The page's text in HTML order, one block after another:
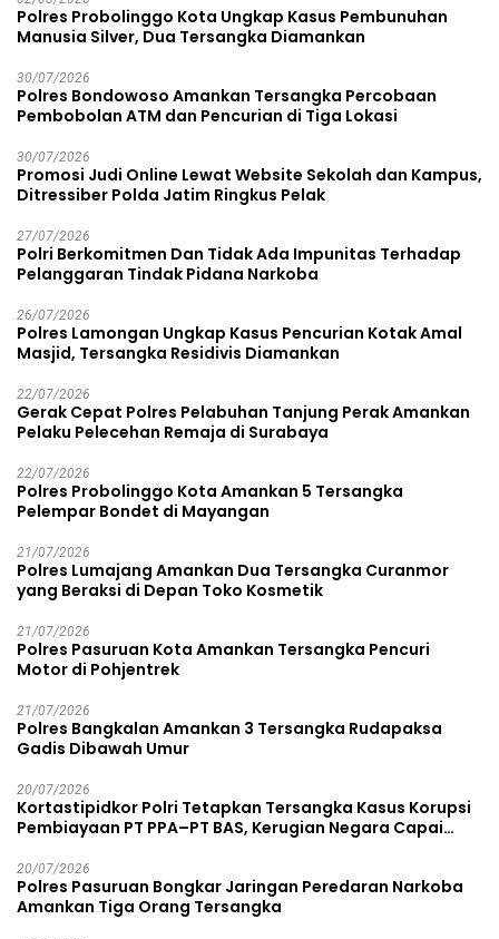
Polres Probolinggo Kota Ungkap Kasus Pembunuhan
Manusia Silver, Dua Tersangka Diamankan
30/07/2026
Polres Bondowoso Amankan Tersangka Percobaan
Pembobolan ATM dan Pencurian di Tiga Lokasi
30/07/2026
Promosi Judi Online Lewat Website Sekolah dan Kampus,
Ditressiber Polda Jatim Ringkus Pelak
27/07/2026
Polri Berkomitmen Dan Tidak Ada Impunitas Terhadap
Pelanggaran Tindak Pidana Narkoba
26/07/2026
Polres Lamongan Ungkap Kasus Pencurian Kotak Amal
Masjid, Tersangka Residivis Diamankan
22/07/2026
Gerak Cepat Polres Pelabuhan Tanjung Perak Amankan
Pelaku Pelecehan Remaja di Surabaya
22/07/2026
Polres Probolinggo Kota Amankan 5 Tersangka
Pelempar Bondet di Mayangan
21/07/2026
Polres Lumajang Amankan Dua Tersangka Curanmor
yang Beraksi di Depan Toko Kosmetik
21/07/2026
Polres Pasuruan Kota Amankan Tersangka Pencuri
Motor di Pohjentrek
21/07/2026
Polres Bangkalan Amankan 3 Tersangka Rudapaksa
Gadis Dibawah Umur
20/07/2026
Kortastipidkor Polri Tetapkan Tersangka Kasus Korupsi
Pembiayaan PT PPA–PT BAS, Kerugian Negara Capai
20/07/2026
Polres Pasuruan Bongkar Jaringan Peredaran Narkoba
Amankan Tiga Orang Tersangka